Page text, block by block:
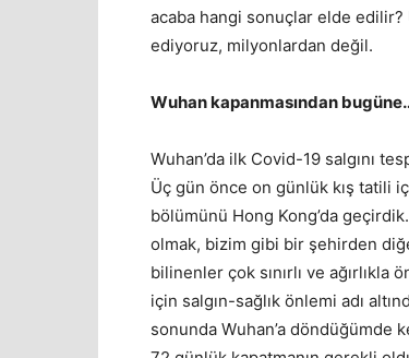
acaba hangi sonuçlar elde edilir?
ediyoruz, milyonlardan değil.
Wuhan kapanmasından
Wuhan’da ilk Covid-19 salgını
Üç gün önce on günlük kış tatili
bölümünü Hong Kong’da
olmak, bizim gibi bir şehirden
bilinenler çok sınırlı ve ağırlıkla
için salgın-sağlık önlemi adı
sonunda Wuhan’a döndüğümde